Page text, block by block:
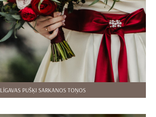
LĪGAVAS PUŠĶI SARKANOS TOŅOS